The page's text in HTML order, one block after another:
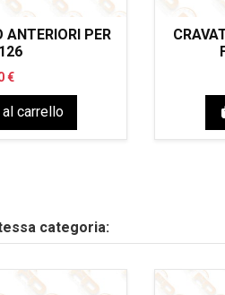
ANTERIORI PER
€
carrello
categoria: